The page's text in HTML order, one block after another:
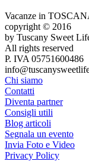
Vacanze in
copyright © 2016
by Tuscany Sweet
All rights reserved
P. IVA 05751600486
Chi siamo
Contatti
Diventa partner
Consigli utili
Blog articoli
Segnala un evento
Invia Foto e Video
Privacy Policy